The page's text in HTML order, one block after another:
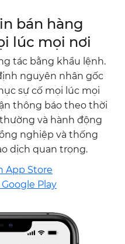
bán hàng
lúc mọi nơi
tác bằng khẩu lệnh.
nguyên nhân gốc
sự cố mọi lúc mọi
thông báo theo thời
và hành động
nghiệp và thống
dịch quan trọng.
App Store
Play